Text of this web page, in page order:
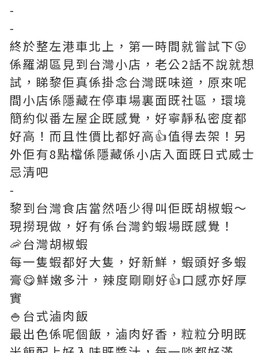
-
-
終於整左港車北上，第一時間就嘗試下😝
係羅湖區見到台灣小店，老公2話不說就想
試，睇黎佢真係掛念台灣既味道，原來呢
間小店係隱藏在停車場裏面既社區，環境
簡約似番左屋企既感覺，好寧靜私密度都
好高！而且性價比都好高👍值得去架！另
外佢有8點檔係隱藏係小店入面既日式威士
忌清吧
-
黎到台灣食店當然唔少得叫佢既胡椒蝦～
現撈現做，好有係台灣釣蝦場既感覺！
🦐台灣胡椒蝦
每一隻蝦都好大隻，好新鮮，蝦頭好多蝦
膏😋鮮嫩多汁，辣度剛剛好👍口感亦好厚
實
🍚台式滷肉飯
最出色係呢個飯，滷肉好香，粒粒分明既